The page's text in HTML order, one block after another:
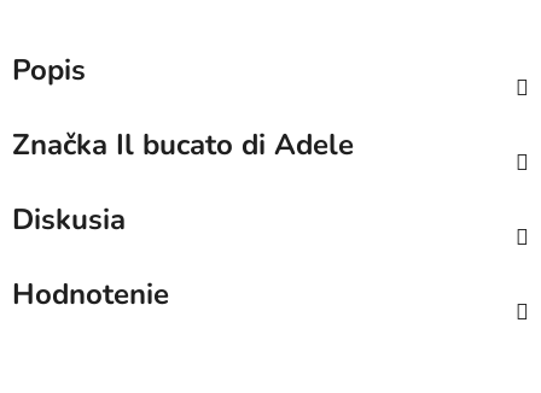
Popis
Značka Il bucato di Adele
Diskusia
Hodnotenie